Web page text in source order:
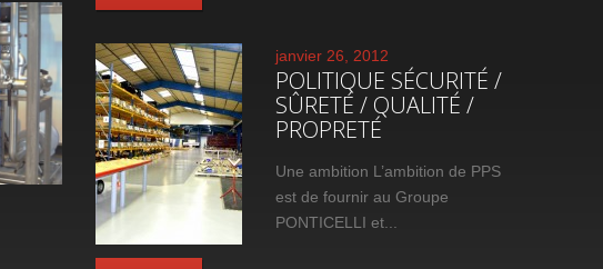
janvier 26, 2012
POLITIQUE SÉCURITÉ /
SÛRETÉ / QUALITÉ /
PROPRETÉ
Une ambition L’ambition de PPS
est de fournir au Groupe
PONTICELLI et...